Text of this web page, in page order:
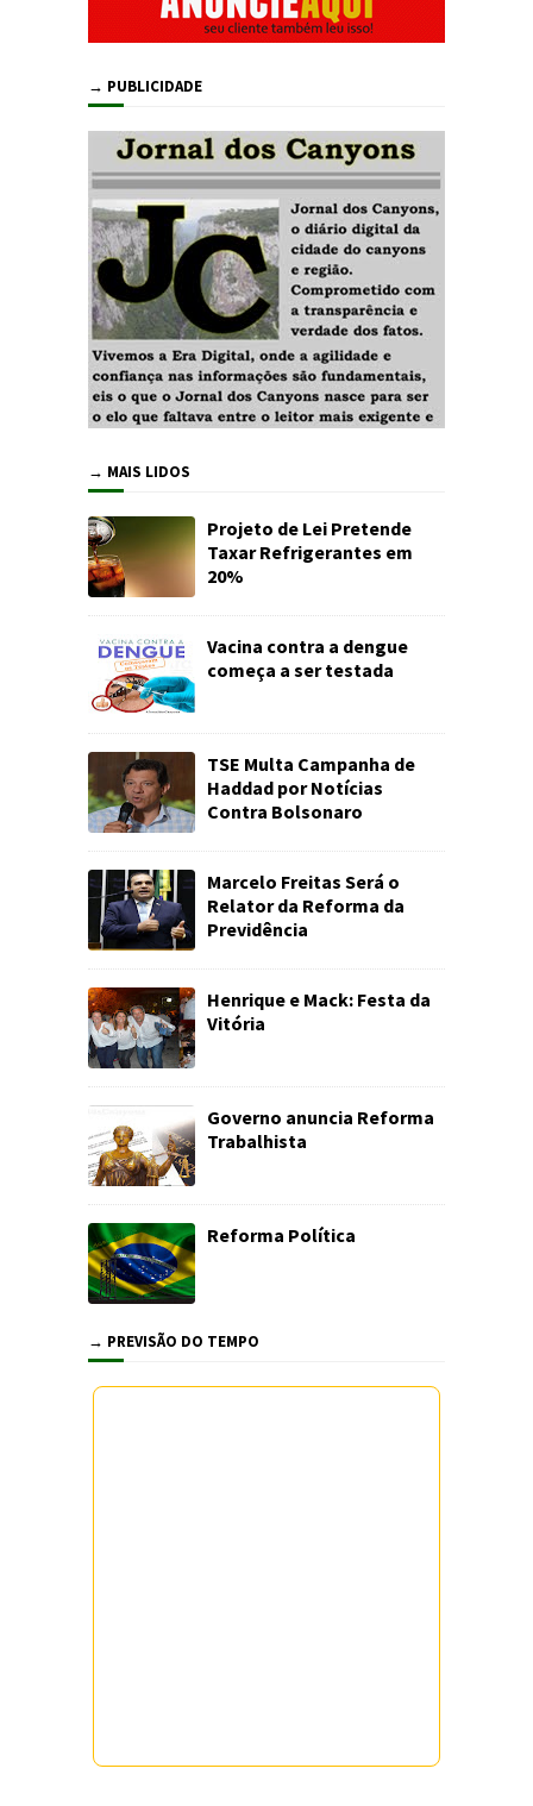
→ PUBLICIDADE
→ MAIS LIDOS
Projeto de Lei Pretende
Taxar Refrigerantes em
20%
Vacina contra a dengue
começa a ser testada
TSE Multa Campanha de
Haddad por Notícias
Contra Bolsonaro
Marcelo Freitas Será o
Relator da Reforma da
Previdência
Henrique e Mack: Festa da
Vitória
Governo anuncia Reforma
Trabalhista
Reforma Política
→ PREVISÃO DO TEMPO